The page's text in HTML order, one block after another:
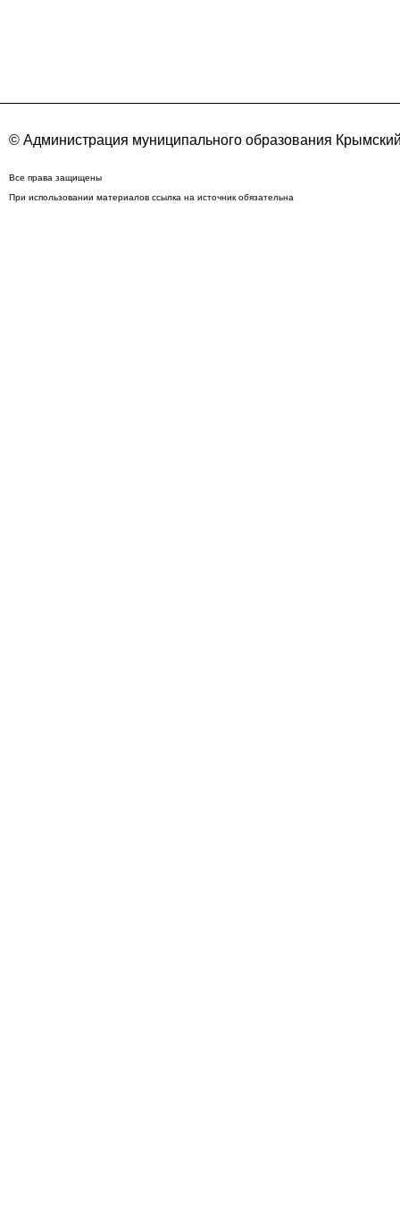
© Администрация муниципального образования
Все права защищены
При использовании материалов ссылка на источник обязательна